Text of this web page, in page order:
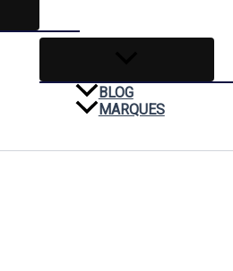
BLOG
MARQUES